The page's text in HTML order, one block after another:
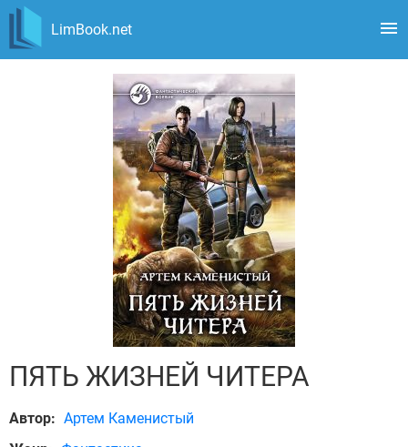
LimBook.net
ПЯТЬ ЖИЗНЕЙ ЧИТЕРА
Автор: Артем Каменистый